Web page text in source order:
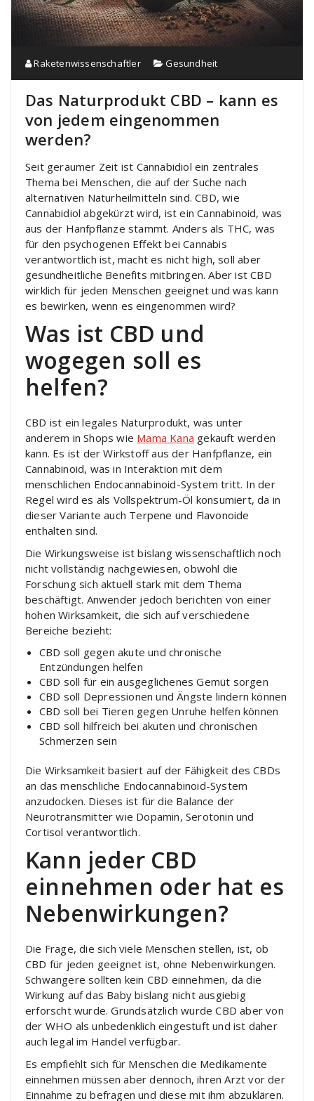
Raketenwissenschaftler Gesundheit
Das Naturprodukt CBD – kann es
von jedem eingenommen
werden?
Seit geraumer Zeit ist Cannabidiol ein zentrales
Thema bei Menschen, die auf der Suche nach
alternativen Naturheilmitteln sind. CBD, wie
Cannabidiol abgekürzt wird, ist ein Cannabinoid, was
aus der Hanfpflanze stammt. Anders als THC, was
für den psychogenen Effekt bei Cannabis
verantwortlich ist, macht es nicht high, soll aber
gesundheitliche Benefits mitbringen. Aber ist CBD
wirklich für jeden Menschen geeignet und was kann
es bewirken, wenn es eingenommen wird?
Was ist CBD und
wogegen soll es
helfen?
CBD ist ein legales Naturprodukt, was unter
anderem in Shops wie Mama Kana gekauft werden
kann. Es ist der Wirkstoff aus der Hanfpflanze, ein
Cannabinoid, was in Interaktion mit dem
menschlichen Endocannabinoid-System tritt. In der
Regel wird es als Vollspektrum-Öl konsumiert, da in
dieser Variante auch Terpene und Flavonoide
enthalten sind.
Die Wirkungsweise ist bislang wissenschaftlich noch
nicht vollständig nachgewiesen, obwohl die
Forschung sich aktuell stark mit dem Thema
beschäftigt. Anwender jedoch berichten von einer
hohen Wirksamkeit, die sich auf verschiedene
Bereiche bezieht:
CBD soll gegen akute und chronische
Entzündungen helfen
CBD soll für ein ausgeglichenes Gemüt sorgen
CBD soll Depressionen und Ängste lindern können
CBD soll bei Tieren gegen Unruhe helfen können
CBD soll hilfreich bei akuten und chronischen
Schmerzen sein
Die Wirksamkeit basiert auf der Fähigkeit des CBDs
an das menschliche Endocannabinoid-System
anzudocken. Dieses ist für die Balance der
Neurotransmitter wie Dopamin, Serotonin und
Cortisol verantwortlich.
Kann jeder CBD
einnehmen oder hat es
Nebenwirkungen?
Die Frage, die sich viele Menschen stellen, ist, ob
CBD für jeden geeignet ist, ohne Nebenwirkungen.
Schwangere sollten kein CBD einnehmen, da die
Wirkung auf das Baby bislang nicht ausgiebig
erforscht wurde. Grundsätzlich wurde CBD aber von
der WHO als unbedenklich eingestuft und ist daher
auch legal im Handel verfügbar.
Es empfiehlt sich für Menschen die Medikamente
einnehmen müssen aber dennoch, ihren Arzt vor der
Einnahme zu befragen und diese mit ihm abzuklären.